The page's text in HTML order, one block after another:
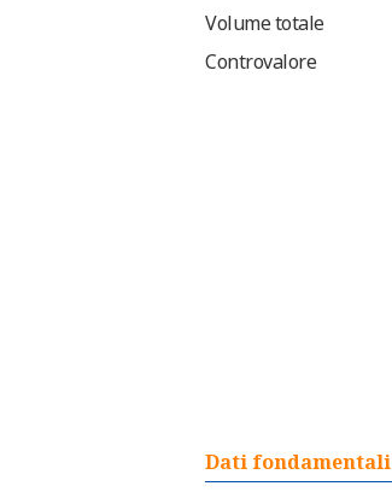
Volume totale
Controvalore
Dati fondamentali